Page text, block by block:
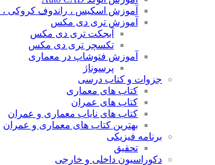
آموزش اسکیس ، راندوف کروکی
آموزش تری دی مکس
آبجکت تری دی مکس
تکسچر تری دی مکس
آموزش فتوشاپ در معماری
پرسوناژ
جزوات و کتاب درسی
کتاب های معماری
کتاب های عمران
کتاب های نایاب معماری و عمران
بهترین کتاب های معماری و عمران
برنامه فیزیکی
تحقیق
دکوراسیون داخلی و خارجی